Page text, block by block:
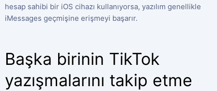
hesap sahibi bir iOS cihazı kullanıyorsa, yazılım genellikle
iMessages geçmişine erişmeyi başarır.
Başka birinin TikTok
yazışmalarını takip etme